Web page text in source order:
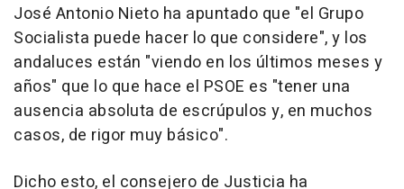
José Antonio Nieto ha apuntado que "el Grupo
Socialista puede hacer lo que considere", y los
andaluces están "viendo en los últimos meses y
años" que lo que hace el PSOE es "tener una
ausencia absoluta de escrúpulos y, en muchos
casos, de rigor muy básico".
Dicho esto, el consejero de Justicia ha